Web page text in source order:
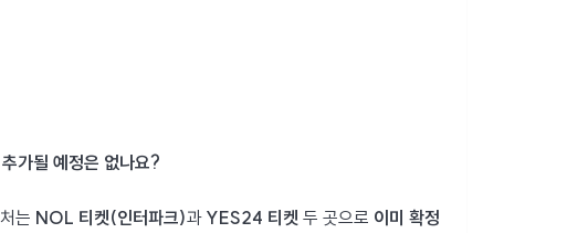
가될 예정은 없나요?
는 NOL 티켓(인터파크)과YES24 티켓 두 곳으로 이미 확정